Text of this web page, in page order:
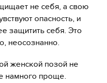
не себя, а свою
опасность, и
защитить себя. Это
неосознанно.
женской позой не
намного проще.